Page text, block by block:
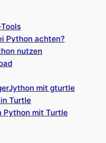
Python achten?
nutzen
mit gturtle
Turtle
Python mit Turtle